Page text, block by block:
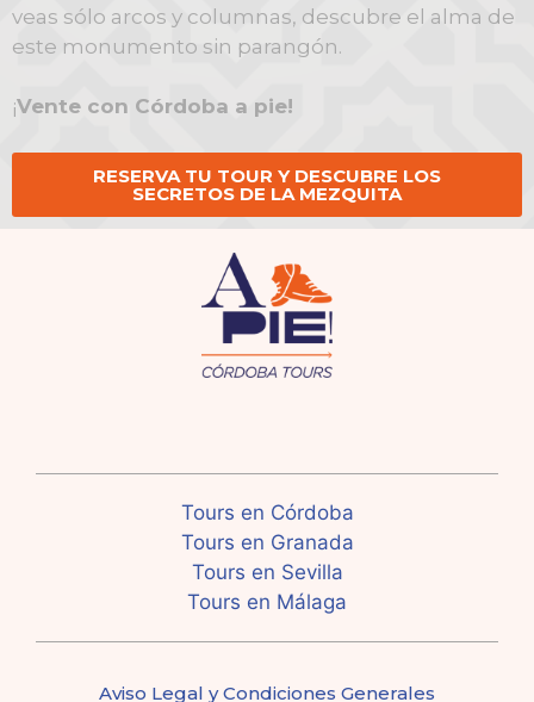
veas sólo arcos y columnas, descubre el alma de
este monumento sin parangón.
¡Vente con Córdoba a pie!
RESERVA TU TOUR Y DESCUBRE LOS
SECRETOS DE LA MEZQUITA
Aviso Legal y Condiciones Generales
Tours en Córdoba
Tours en Granada
Tours en Sevilla
Tours en Málaga